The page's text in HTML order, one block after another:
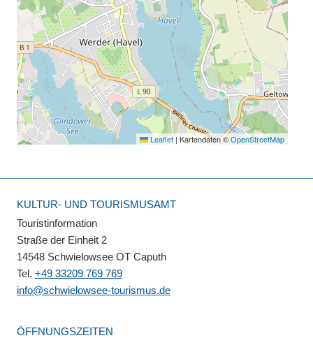
Leaflet| Kartendaten ©OpenStreetMap
KULTUR- UND TOURISMUSAMT
Touristinformation
Straße der Einheit 2
14548 Schwielowsee OT Caputh
Tel. +49 33209 769 769
info@schwielowsee-tourismus.de
ÖFFNUNGSZEITEN